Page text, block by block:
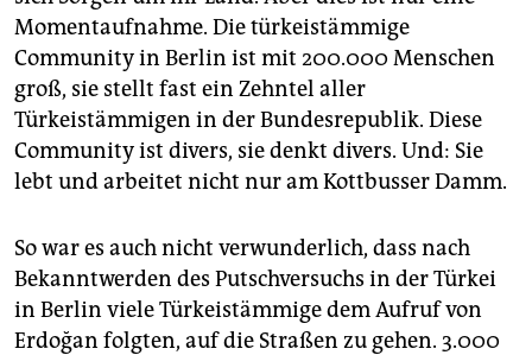
Momentaufnahme. Die türkeistämmige
Community in Berlin ist mit 200.000 Menschen
groß, sie stellt fast ein Zehntel aller
Türkeistämmigen in der Bundesrepublik. Diese
Community ist divers, sie denkt divers. Und: Sie
lebt und arbeitet nicht nur am Kottbusser Damm.
So war es auch nicht verwunderlich, dass nach
Bekanntwerden des Putschversuchs in der Türkei
in Berlin viele Türkeistämmige dem Aufruf von
Erdoğan folgten, auf die Straßen zu gehen. 3.000